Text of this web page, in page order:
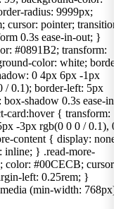
radius: 9999px;
pointer; transition:
0.3s ease-in-out; }
#0891B2; transform:
color: white; border-
0 4px 6px -1px
/ 0.1); border-left: 5px
shadow 0.3s ease-in-
card:hover { transform:
-3px rgb(0 0 0 / 0.1), 0
content { display: none;
inline; } .read-more-
color: #00CECB; cursor:
left: 0.25rem; }
(min-width: 768px)